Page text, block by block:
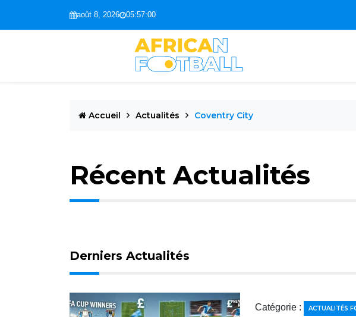
août 8, 2026 05:57:01
Accueil Actualités Coventry City
Récent Actualités
Derniers Actualités
Catégorie : ACTUALITÉS